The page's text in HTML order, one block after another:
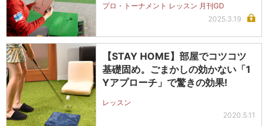
プロ・トーナメント レッスン 月刊GD
2025.3.19
【STAY HOME】部屋でコツコツ
基礎固め。ごまかしの効かない「1
Yアプローチ」で驚きの効果!
レッスン
2020.5.11